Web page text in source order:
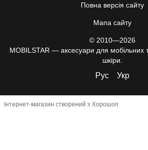
Повна версія сайту
Мапа сайту
© 2010—2026
MOBILSTAR — аксесуари для мобільних
шкіри.
Рус Укр
Інтернет-магазин створений з Хорошоп